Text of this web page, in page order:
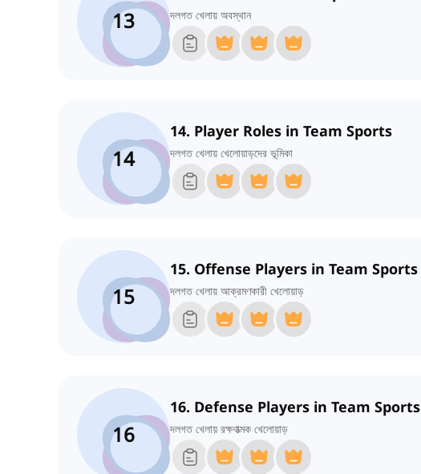
13
দলগত খেলায় অবস্থান
14
14. Player Roles in Team Sports
দলগত খেলায় খেলোয়াড়দের ভূমিকা
15
15. Offense Players in Team Sports
দলগত খেলায় আক্রমণকারী খেলোয়াড়
16
16. Defense Players in Team Sports
দলগত খেলায় রক্ষণাত্মক খেলোয়াড়